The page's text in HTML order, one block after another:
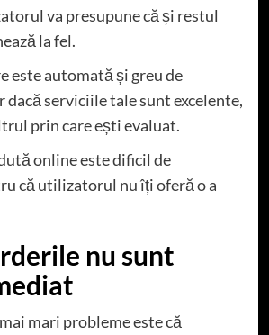
va presupune că și restul
la fel.
este automată și greu de
serviciile tale sunt excelente,
prin care ești evaluat.
online este dificil de
că utilizatorul nu îți oferă o a
nu sunt
mari probleme este că